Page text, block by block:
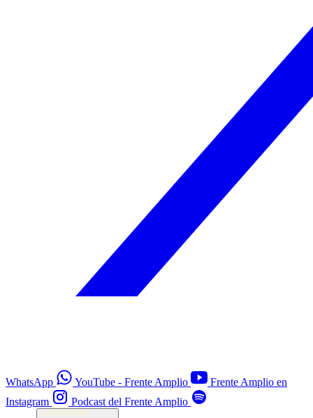
WhatsApp YouTube - Frente Amplio
Frente Amplio en
Instagram
Podcast del Frente Amplio